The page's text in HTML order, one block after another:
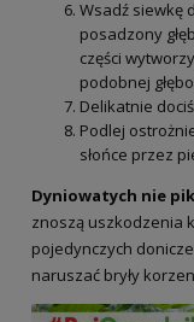
Wsadź siewkę
posadzony
części
podobnej
Delikatnie
Podlej
słońce przez
Dyniowatych nie
znoszą uszkodzenia
pojedynczych
naruszać bryły